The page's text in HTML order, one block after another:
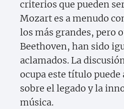
criterios que pueden
Mozart es a menudo
los más grandes, pero
Beethoven, han sido
aclamados. La
ocupa este título
sobre el legado y la
música.